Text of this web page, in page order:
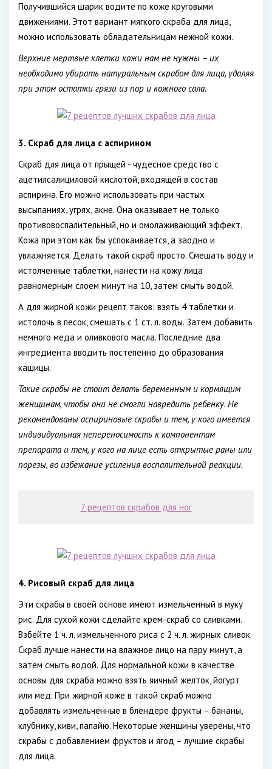
Получившийся шарик водите по коже круговыми
движениями. Этот вариант мягкого скраба для лица,
можно использовать обладательницам нежной кожи.
Верхние мертвые клетки кожи нам не нужны – их
необходимо убирать натуральным скрабом для лица, удаляя
при этом остатки грязи из пор и кожного сала.
3. Скраб для лица с аспирином
Скраб для лица от прыщей - чудесное средство с
ацетилсалициловой кислотой, входящей в состав
аспирина. Его можно использовать при частых
высыпаниях, угрях, акне. Она оказывает не только
противовоспалительный, но и омолаживающий эффект.
Кожа при этом как бы успокаивается, а заодно и
увлажняется. Делать такой скраб просто. Смешать воду и
истолченные таблетки, нанести на кожу лица
равномерным слоем минут на 10, затем смыть водой.
А для жирной кожи рецепт таков: взять 4 таблетки и
истолочь в песок, смешать с 1 ст. л. воды. Затем добавить
немного меда и оливкового масла. Последние два
ингредиента вводить постепенно до образования
кашицы.
Такие скрабы не стоит делать беременным и кормящим
женщинам, чтобы они не смогли навредить ребенку. Не
рекомендованы аспириновые скрабы и тем, у кого имеется
индивидуальная непереносимость к компонентам
препарата и тем, у кого на лице есть открытые раны или
порезы, во избежание усиления воспалительной реакции.
7 рецептов скрабов для ног
4. Рисовый скраб для лица
Эти скрабы в своей основе имеют измельченный в муку
рис. Для сухой кожи сделайте крем-скраб со сливками.
Взбейте 1 ч. л. измельченного риса с 2 ч. л. жирных сливок.
Скраб лучше нанести на влажное лицо на пару минут, а
затем смыть водой. Для нормальной кожи в качестве
основы для скраба можно взять яичный желток, йогурт
или мед. При жирной коже в такой скраб можно
добавлять измельченные в блендере фрукты – бананы,
клубнику, киви, папайю. Некоторые женщины уверены, что
скрабы с добавлением фруктов и ягод – лучшие скрабы
для лица.